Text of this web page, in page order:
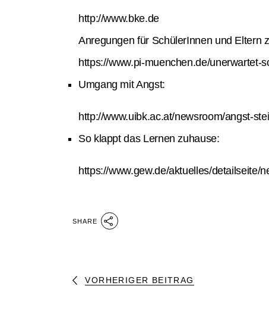
http://www.bke.de
Anregungen für SchülerInnen und Eltern
https://www.pi-muenchen.de/unerwartet-
Umgang mit Angst:
http://www.uibk.ac.at/newsroom/angst-
So klappt das Lernen zuhause:
https://www.gew.de/aktuelles/detailseite/
SHARE
VORHERIGER BEITRAG